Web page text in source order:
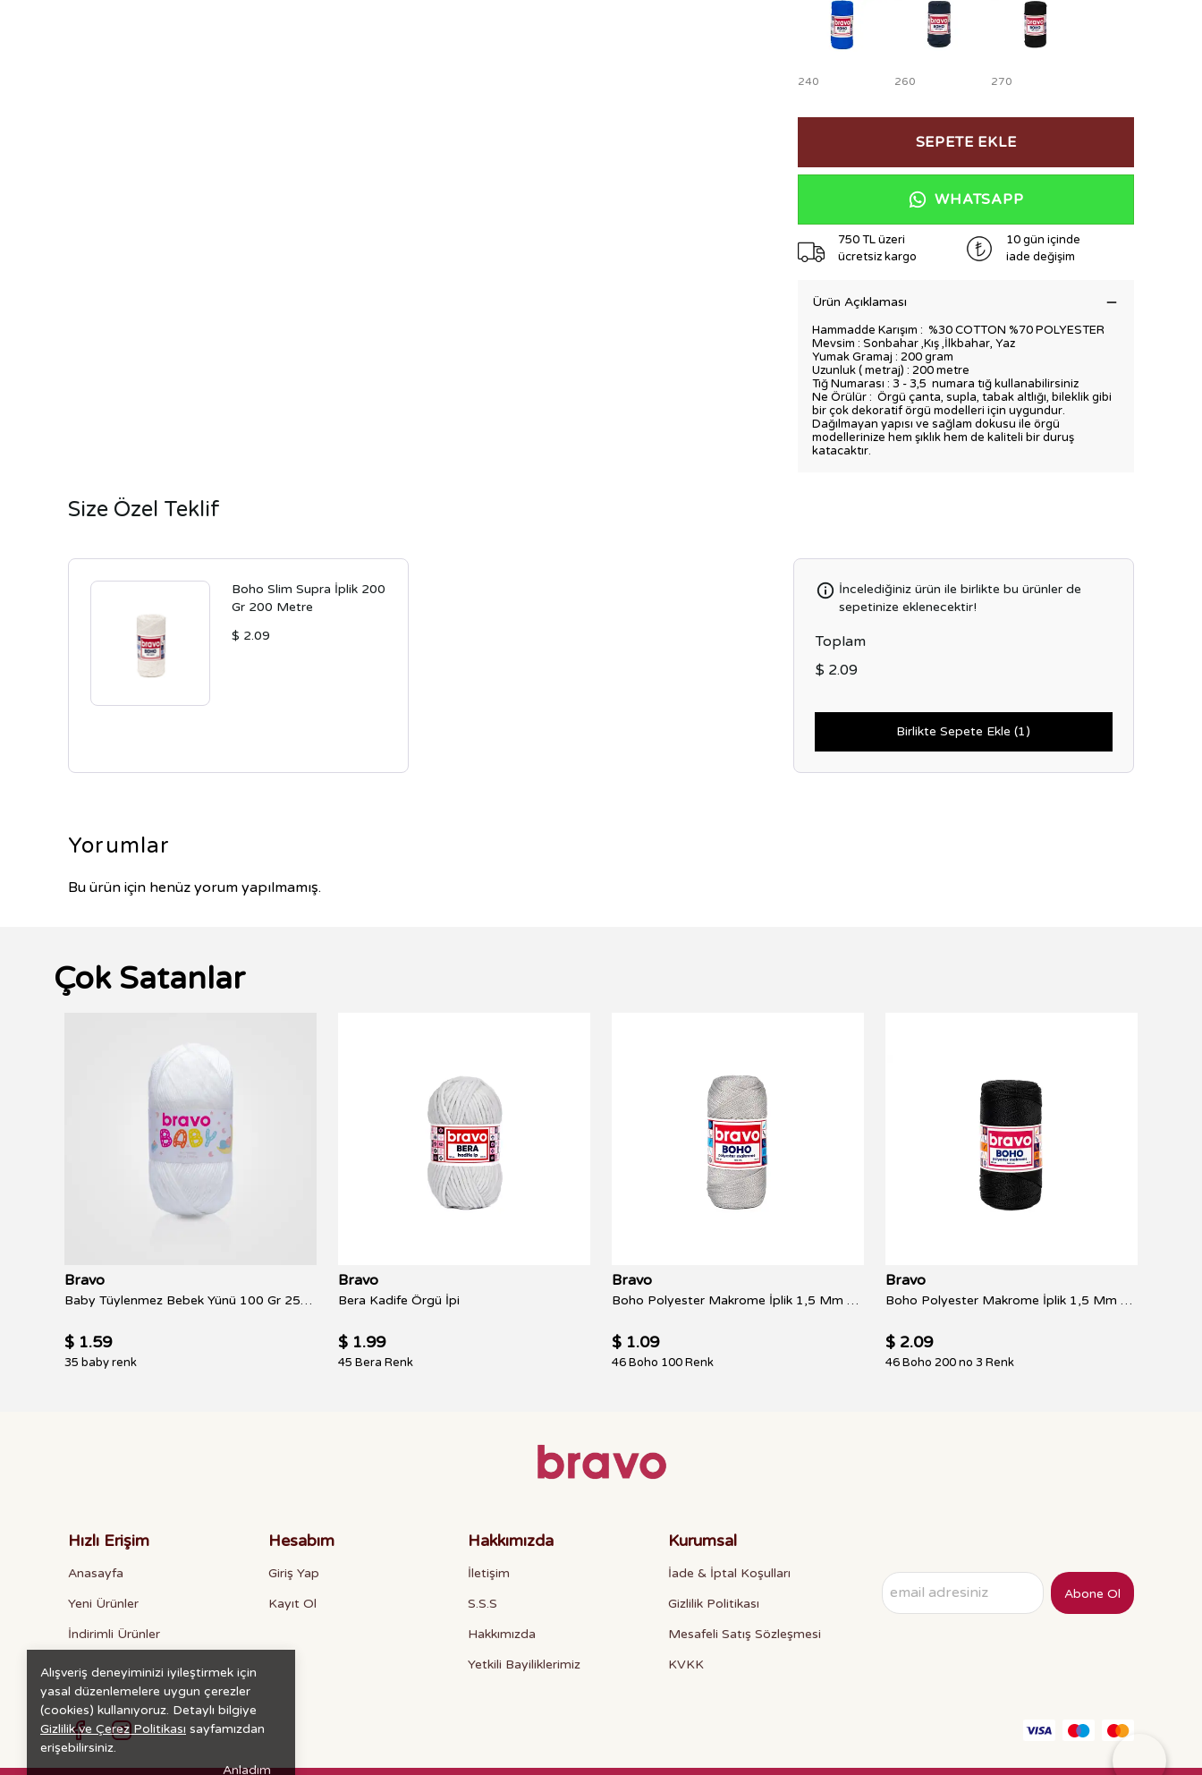
Alışveriş deneyiminizi iyileştirmek için
yasal düzenlemelere uygun çerezler
(cookies) kullanıyoruz. Detaylı bilgiye
Gizlilik ve Çerez Politikası sayfamızdan
erişebilirsiniz.
Anladım
240 260 270
SEPETE EKLE
WHATSAPP
750 TL üzeri
ücretsiz kargo
10 gün içinde
iade değişim
Ürün Açıklaması
Hammadde Karışım : %30 COTTON %70 POLYESTER
Mevsim : Sonbahar ,Kış ,İlkbahar, Yaz
Yumak Gramaj : 200 gram
Uzunluk ( metraj) : 200 metre
Tığ Numarası : 3 - 3,5 numara tığ kullanabilirsiniz
Ne Örülür : Örgü çanta, supla, tabak altlığı, bileklik gibi
bir çok dekoratif örgü modelleri için uygundur.
Dağılmayan yapısı ve sağlam dokusu ile örgü
modellerinize hem şıklık hem de kaliteli bir duruş
katacaktır.
Size Özel Teklif
Boho Slim Supra İplik 200
Gr 200 Metre
$ 2.09
İncelediğiniz ürün ile birlikte bu ürünler de
sepetinize eklenecektir!
Toplam
$ 2.09
Birlikte Sepete Ekle (1)
Yorumlar
Bu ürün için henüz yorum yapılmamış.
Çok Satanlar
Bravo
Baby Tüylenmez Bebek Yünü 100 Gr 250 Metre
$ 1.59
35 baby renk
Bravo
Bera Kadife Örgü İpi
$ 1.99
45 Bera Renk
Bravo
Boho Polyester Makrome İplik 1,5 Mm 100 Gr 150 Metre NO:3
$ 1.09
46 Boho 100 Renk
Bravo
Boho Polyester Makrome İplik 1,5 Mm 200 Gr 300 Metre NO:3
$ 2.09
46 Boho 200 no 3 Renk
Hızlı Erişim
Anasayfa
Yeni Ürünler
İndirimli Ürünler
Hesabım
Giriş Yap
Kayıt Ol
Hakkımızda
İletişim
S.S.S
Hakkımızda
Yetkili Bayiliklerimiz
Kurumsal
İade & İptal Koşulları
Gizlilik Politikası
Mesafeli Satış Sözleşmesi
KVKK
Abone Ol